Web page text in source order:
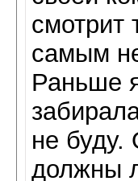
смотрит
самым
Раньше
не буду.
должны